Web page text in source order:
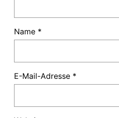
Name *
E-Mail-Adresse *